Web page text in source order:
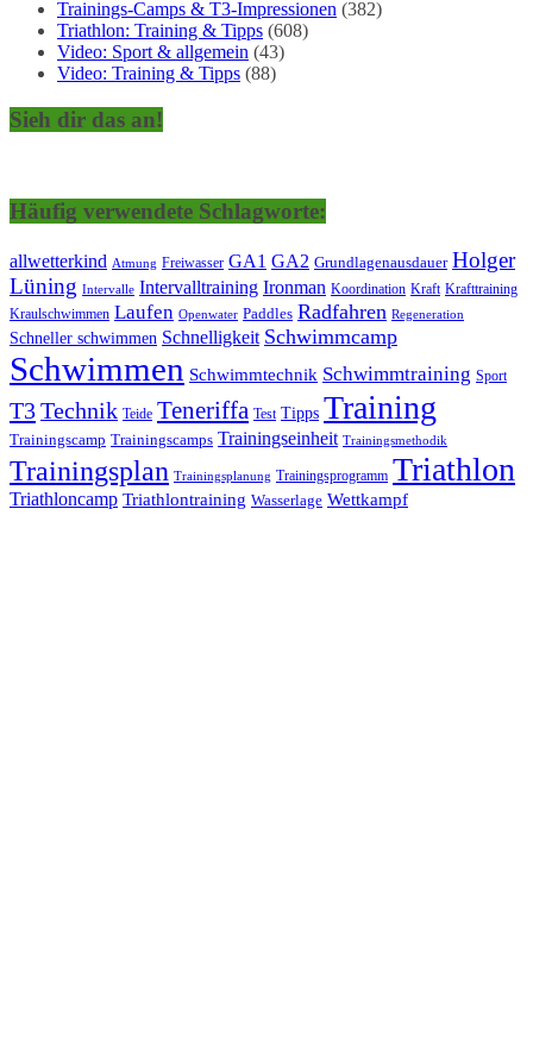
Trainings-Camps & T3-Impressionen (382)
Triathlon: Training & Tipps (608)
Video: Sport & allgemein (43)
Video: Training & Tipps (88)
Sieh dir das an!
Häufig verwendete Schlagworte:
allwetterkind Atmung Freiwasser GA1 GA2 Grundlagenausdauer Holger
Lüning Intervalle Intervalltraining Ironman Koordination Kraft Krafttraining
Kraulschwimmen Laufen Openwater Paddles Radfahren Regeneration
Schneller schwimmen Schnelligkeit Schwimmcamp
Schwimmen Schwimmtechnik Schwimmtraining Sport
T3Technik Teide Teneriffa Test Tipps Training
Trainingscamp Trainingscamps Trainingseinheit Trainingsmethodik
Trainingsplan Trainingsplanung Trainingsprogramm Triathlon
Triathloncamp Triathlontraining Wasserlage Wettkampf